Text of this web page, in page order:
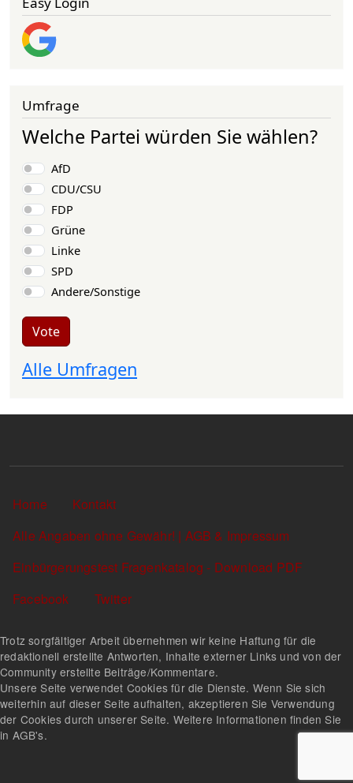
Umfrage
Welche Partei würden Sie wählen?
Choices
AfD
CDU/CSU
FDP
Grüne
Linke
SPD
Andere/Sonstige
Vote
Alle Umfragen
Sekundärlinks
Home
Kontakt
Alle Angaben ohne Gewähr! | AGB & Impressum
Einbürgerungstest Fragenkatalog - Download PDF
Facebook
Twitter
Trotz sorgfältiger Arbeit übernehmen wir keine Haftung für die
redaktionell erstellte Antworten, Inhalte externer Links und von der
Community erstellte Beiträge/Kommentare.
Unsere Seite verwendet Cookies für die Dienste. Wenn Sie sich
weiterhin auf dieser Seite aufhalten, akzeptieren Sie Verwendung
der Cookies durch unserer Seite. Weitere Informationen finden Sie
in AGB's.